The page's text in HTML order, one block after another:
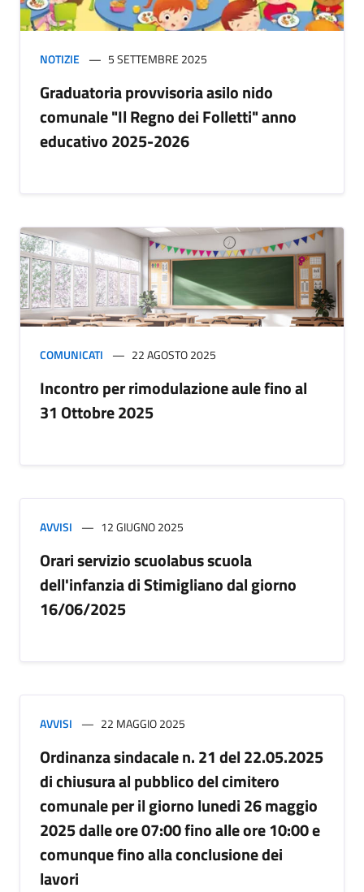
NOTIZIE 5 SETTEMBRE 2025
Graduatoria provvisoria asilo nido
comunale "Il Regno dei Folletti" anno
educativo 2025-2026
COMUNICATI 22 AGOSTO 2025
Incontro per rimodulazione aule fino al
31 Ottobre 2025
AVVISI 12 GIUGNO 2025
Orari servizio scuolabus scuola
dell'infanzia di Stimigliano dal giorno
16/06/2025
AVVISI 22 MAGGIO 2025
Ordinanza sindacale n. 21 del 22.05.2025
di chiusura al pubblico del cimitero
comunale per il giorno lunedi 26 maggio
2025 dalle ore 07:00 fino alle ore 10:00 e
comunque fino alla conclusione dei
lavori